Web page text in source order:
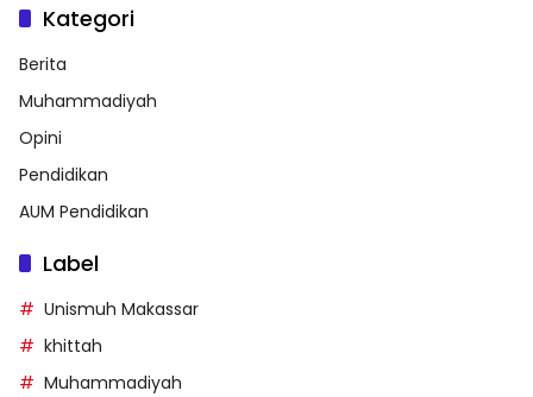
Kategori
Berita
Muhammadiyah
Opini
Pendidikan
AUM Pendidikan
Label
Unismuh Makassar
khittah
Muhammadiyah